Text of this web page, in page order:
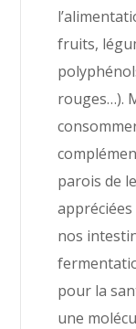
fruits,
rouges…).
parois de
appréciées
nos
pour la
une